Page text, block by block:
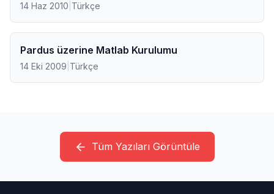
14 Haz 2010 Türkçe
Pardus üzerine Matlab Kurulumu
14 Eki 2009 Türkçe
Tüm Yazıları Görüntüle